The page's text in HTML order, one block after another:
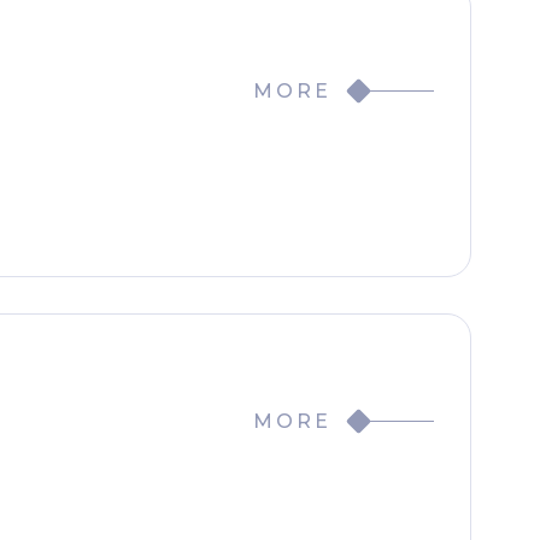
MORE
MORE